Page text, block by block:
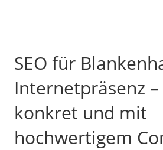
SEO für
Internetpräsenz
konkret und mit
hochwertigem